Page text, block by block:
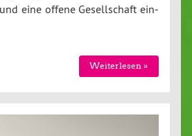
eine offene Ge­sell­schaft ein­
Wei­ter­le­sen »